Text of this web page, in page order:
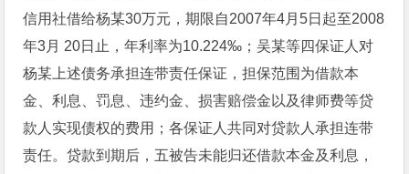
信用社借给杨某30万元，期限自2007年4月5日起至2008
年3月 20日止，年利率为10.224‰；吴某等四保证人对
杨某上述债务承担连带责任保证，担保范围为借款本
金、利息、罚息、违约金、损害赔偿金以及律师费等贷
款人实现债权的费用；各保证人共同对贷款人承担连带
责任。贷款到期后，五被告未能归还借款本金及利息，